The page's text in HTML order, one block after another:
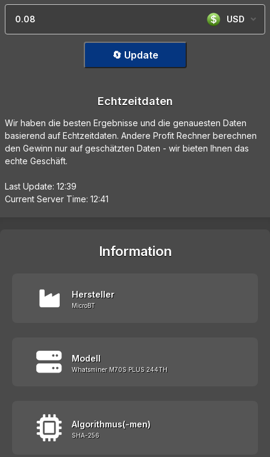
USD
🔄 Update
Echtzeitdaten
Wir haben die besten Ergebnisse und die genauesten Daten
basierend auf Echtzeitdaten. Andere Profit Rechner berechnen
den Gewinn nur auf geschätzten Daten - wir bieten Ihnen das
echte Geschäft.
Last Update: 12:39
Current Server Time: 12:41
Information
Hersteller
MicroBT
Modell
Whatsminer M70S PLUS 244TH
Algorithmus(-men)
SHA-256